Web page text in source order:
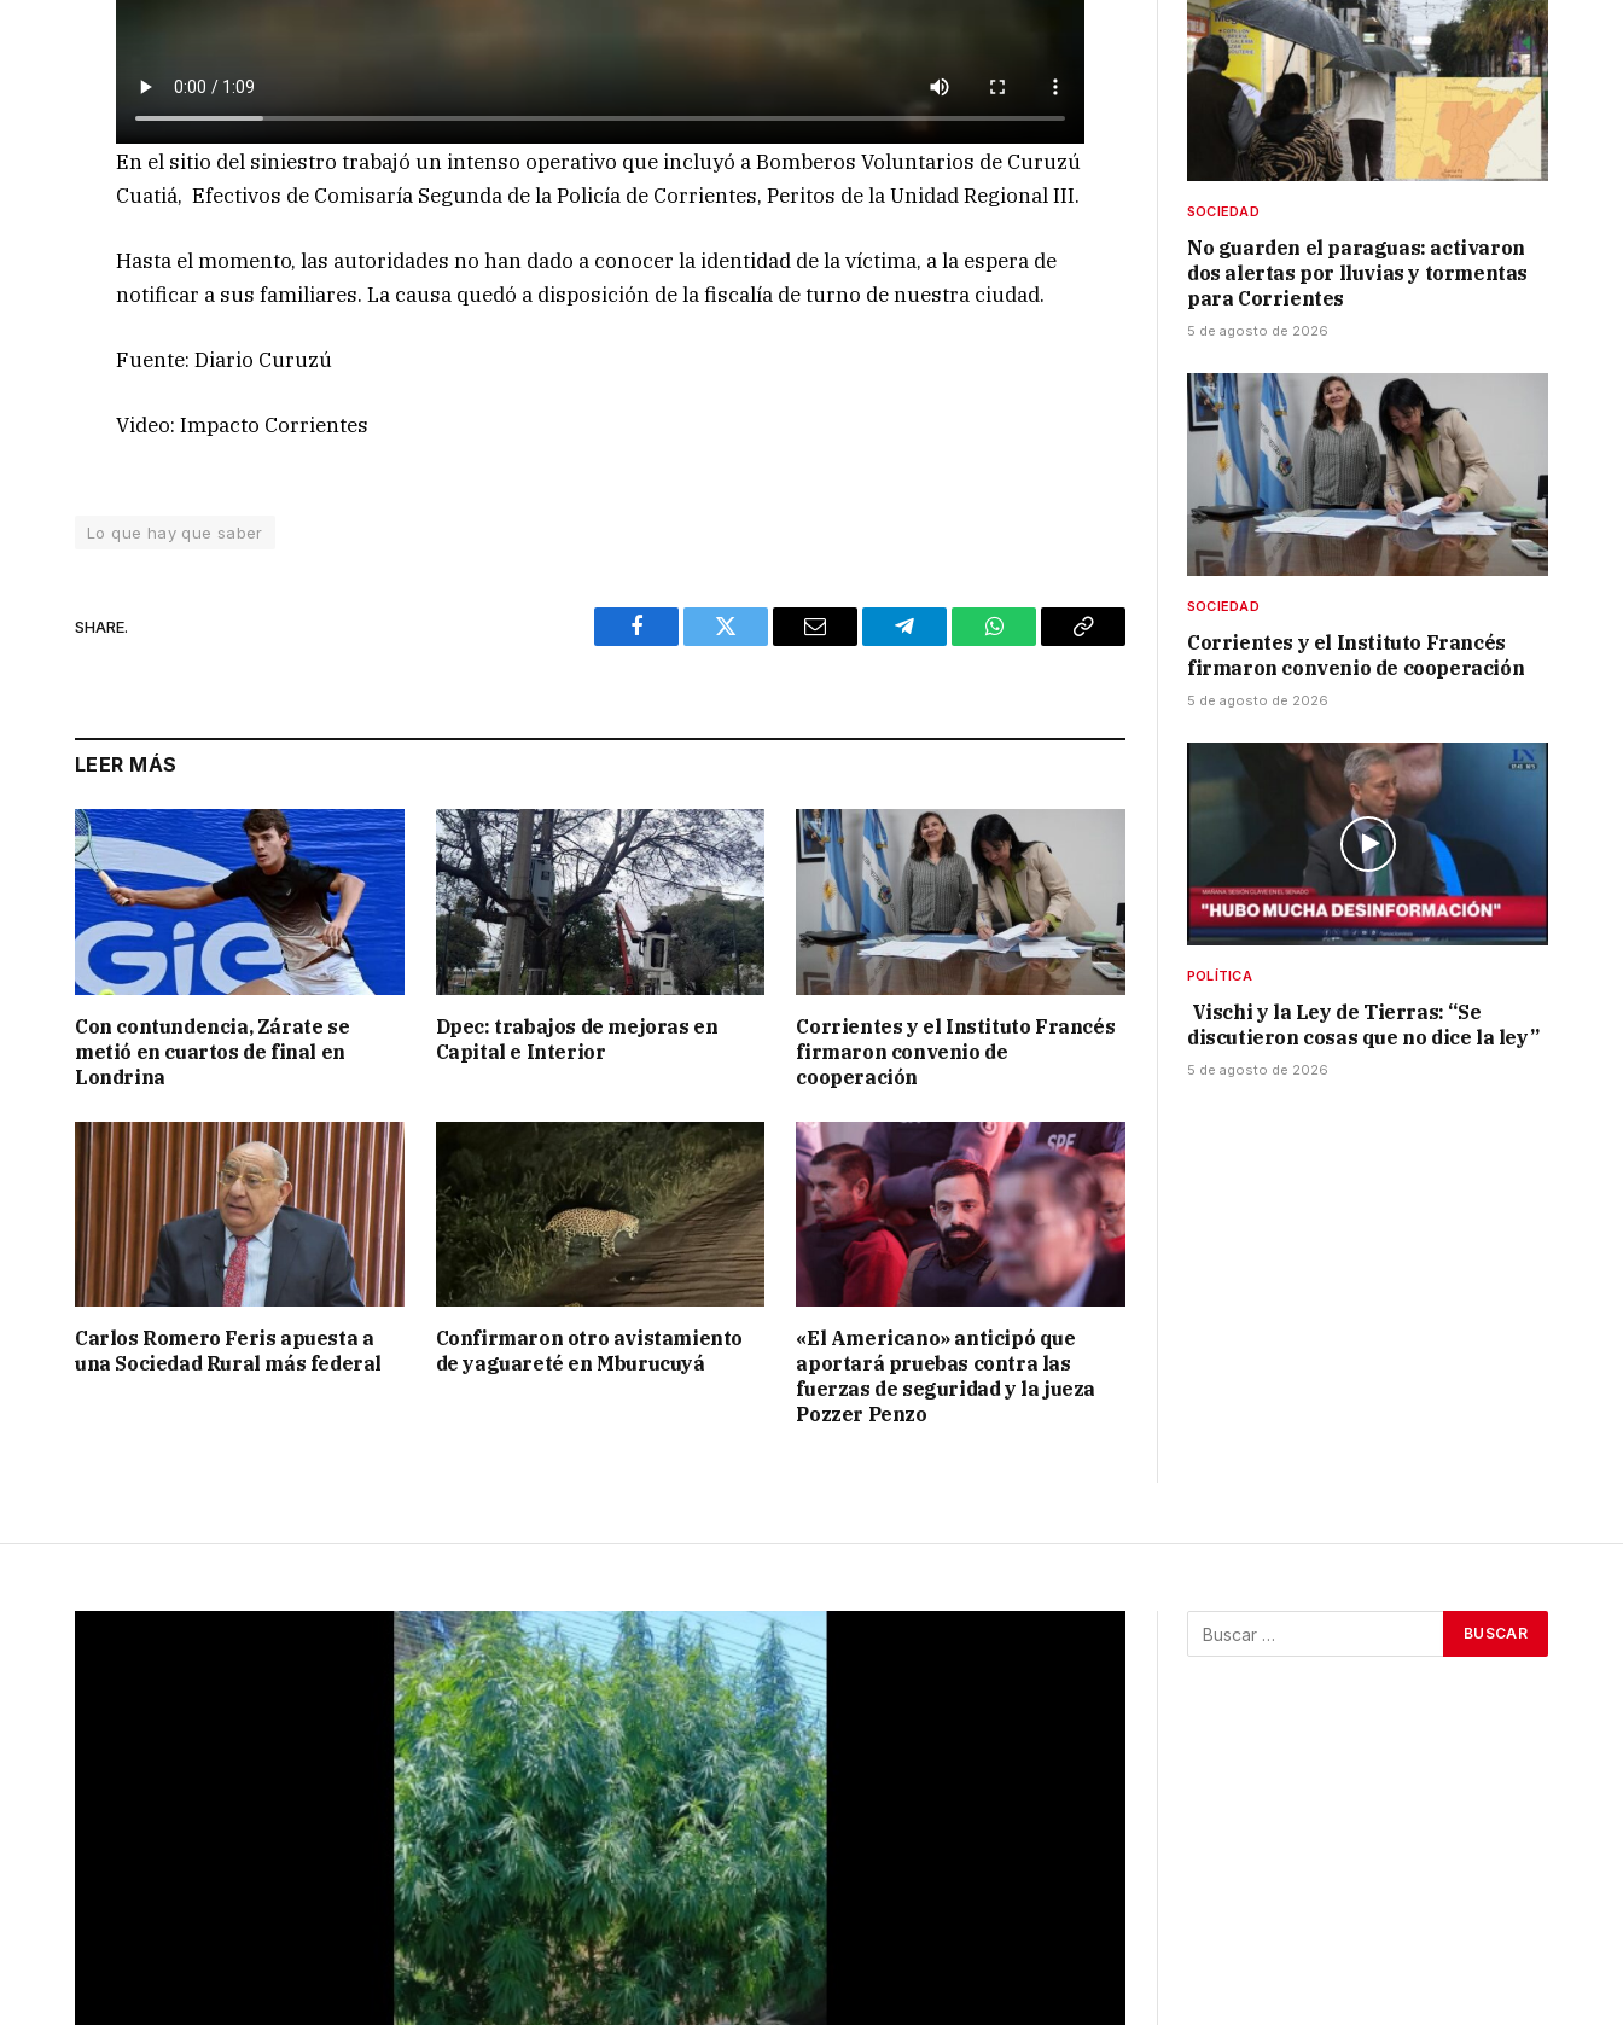
En el sitio del siniestro trabajó un intenso operativo que incluyó a Bomberos Voluntarios de Curuzú
Cuatiá, Efectivos de Comisaría Segunda de la Policía de Corrientes, Peritos de la Unidad Regional III.
Hasta el momento, las autoridades no han dado a conocer la identidad de la víctima, a la espera de
notificar a sus familiares. La causa quedó a disposición de la fiscalía de turno de nuestra ciudad.
Fuente: Diario Curuzú
Video: Impacto Corrientes
Lo que hay que saber
SHARE.
Facebook Twitter Email Telegram WhatsAppCopy
LEER MÁS
Con contundencia, Zárate se
metió en cuartos de final en
Londrina
Dpec: trabajos de mejoras en
Capital e Interior
Corrientes y el Instituto Francés
firmaron convenio de
cooperación
Carlos Romero Feris apuesta a
una Sociedad Rural más federal
Confirmaron otro avistamiento
de yaguareté en Mburucuyá
«El Americano» anticipó que
aportará pruebas contra las
fuerzas de seguridad y la jueza
Pozzer Penzo
SOCIEDAD
No guarden el paraguas: activaron
dos alertas por lluvias y tormentas
para Corrientes
5 de agosto de 2026
SOCIEDAD
Corrientes y el Instituto Francés
firmaron convenio de cooperación
5 de agosto de 2026
POLÍTICA
Vischi y la Ley de Tierras: “Se
discutieron cosas que no dice la ley”
5 de agosto de 2026